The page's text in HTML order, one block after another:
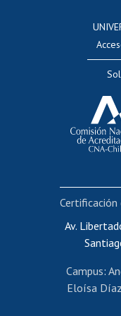
Av.
Campus:
Eloísa Díaz
Certificación